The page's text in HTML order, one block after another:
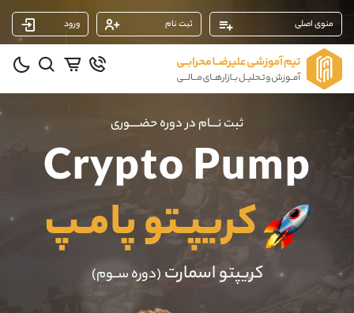
منوی اصلی ثبت نام ورود
ثبت نـــام در دوره حضــــوری
Crypto Pump
کریپـتو پامـپ
کریپتو اسمارت (دوره ســوم)
پشتیبان فروش (محسن یزدی)
103
پشتیبان فروش (فائزه تهرانی)
09101364784
شروع گفتگو
@Armteam_admin_104